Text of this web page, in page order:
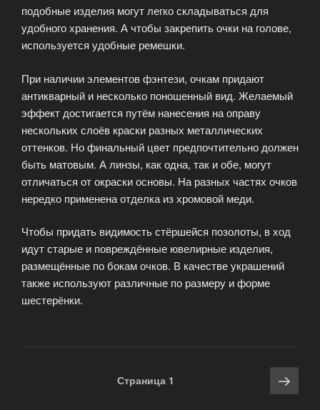
подобные изделия могут легко складываться для
удобного хранения. А чтобы закрепить очки на голове,
используется удобные ремешки.
При наличии элементов фэнтези, очкам придают
антикварный и несколько поношенный вид. Желаемый
эффект достигается путём нанесения на оправу
нескольких слоёв краски разных металлических
оттенков. Но финальный цвет предпочтительно должен
быть матовым. А линзы, как одна, так и обе, могут
отличаться от окраски основы. На разных частях очков
нередко применена отделка из хромовой меди.
Чтобы придать видимость стёршейся позолоты, в ход
идут старые и повреждённые ювелирные изделия,
размещённые по бокам очков. В качестве украшений
также используют различные по размеру и форме
шестерёнки.
Страница 1